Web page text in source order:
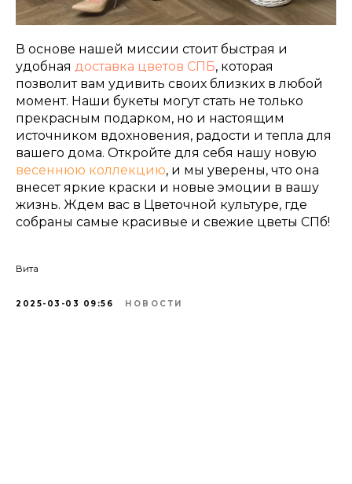
В основе нашей миссии стоит быстрая и
удобная доставка цветов СПБ, которая
позволит вам удивить своих близких в любой
момент. Наши букеты могут стать не только
прекрасным подарком, но и настоящим
источником вдохновения, радости и тепла для
вашего дома. Откройте для себя нашу новую
весеннюю коллекцию, и мы уверены, что она
внесет яркие краски и новые эмоции в вашу
жизнь. Ждем вас в Цветочной культуре, где
собраны самые красивые и свежие цветы СПб!
Вита
2025-03-03 09:56 НОВОСТИ